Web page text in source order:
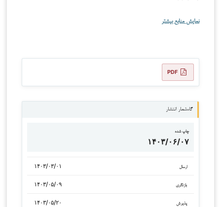
نمایش منابع بیشتر
PDF
گاه‌شمار انتشار
چاپ شده
۱۴۰۳/۰۶/۰۷
ارسال ۱۴۰۳/۰۳/۰۱
بازنگری ۱۴۰۳/۰۵/۰۹
پذیرش ۱۴۰۳/۰۵/۲۰